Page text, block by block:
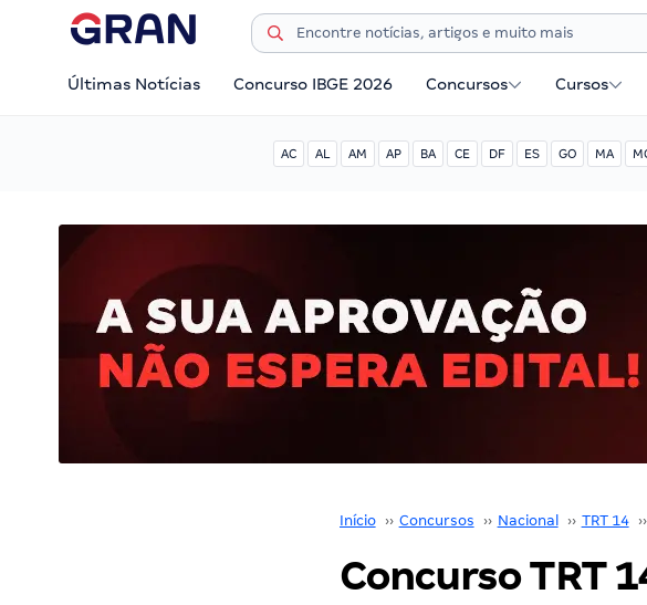
Últimas Notícias Concurso IBGE 2026 Concursos Cursos
AC AL AM AP BA CE DF ES GO MA
Início ›› Concursos ›› Nacional ›› TRT 14 ››
Concurso TRT